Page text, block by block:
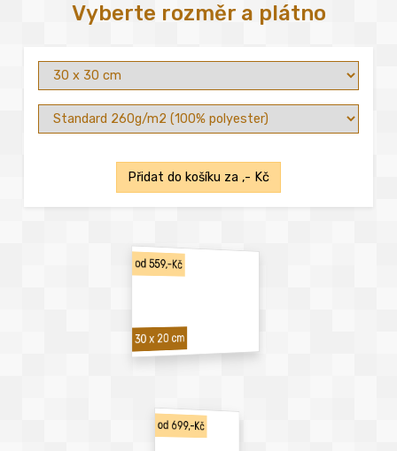
Vyberte rozměr a plátno
Přidat do košíku za ,- Kč
od 559,-Kč
30 x 20 cm
od 699,-Kč